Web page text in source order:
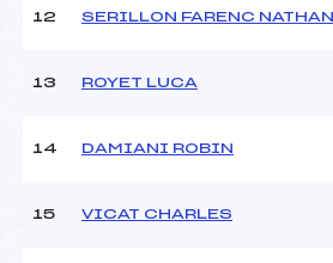
12 SERILLON FARENC NATHAN
13 ROYET LUCA
14 DAMIANI ROBIN
15 VICAT CHARLES